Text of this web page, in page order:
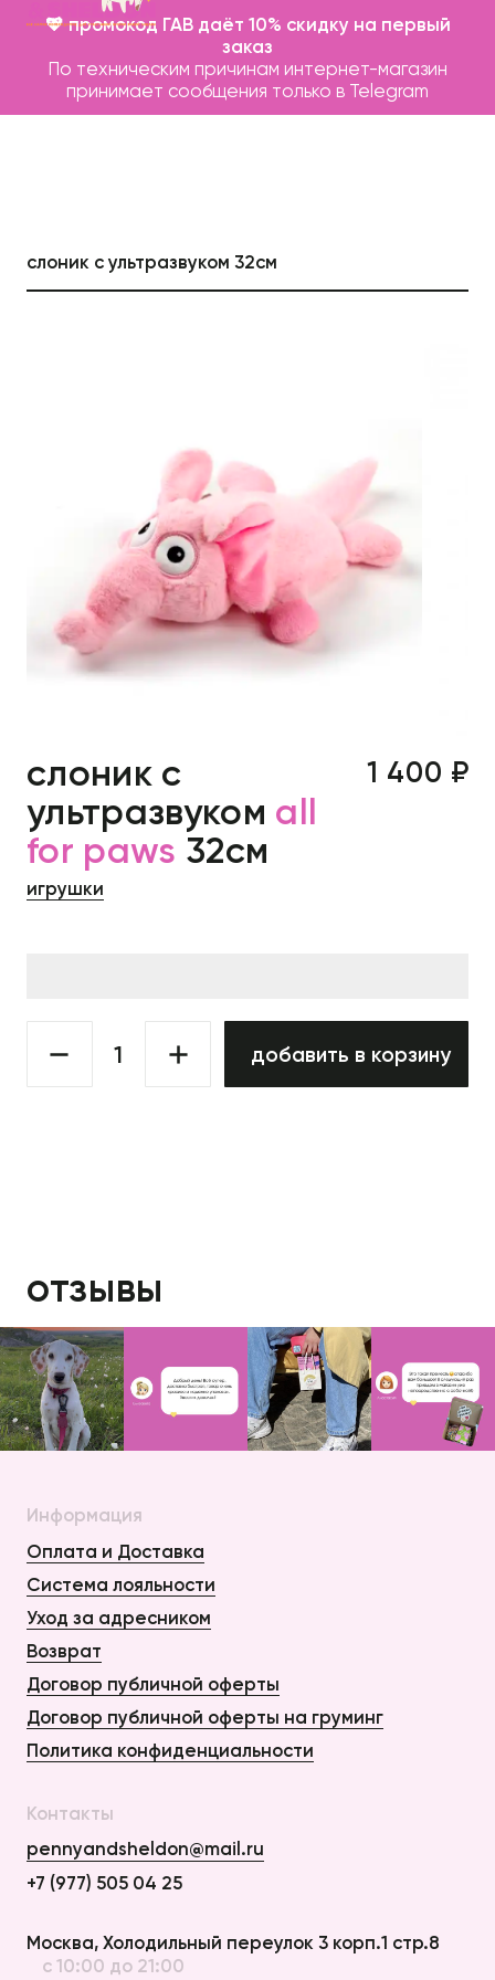
💖 промокод ГАВ даёт 10% скидку на первый
заказ
По техническим причинам интернет-магазин
принимает сообщения только в Telegram
слоник с ультразвуком 32см
слоник с
ультразвуком all
for paws 32см
игрушки
1 400 ₽
добавить в корзину
отзывы
Информация
Оплата и Доставка
Система лояльности
Уход за адресником
Возврат
Договор публичной оферты
Договор публичной оферты на груминг
Политика конфиденциальности
Контакты
pennyandsheldon@mail.ru
+7 (977) 505 04 25
Москва, Холодильный переулок 3 корп.1 стр.8
с 10:00 до 21:00
Оплата и Доставка
Возврат